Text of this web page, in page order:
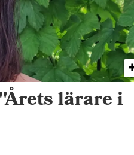
lärare i